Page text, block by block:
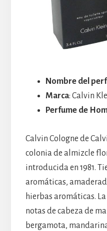
Nombre del
Marca: Calvin
Perfume de
Calvin Cologne de
colonia de almizcle
introducida en 1981.
aromáticas,
hierbas aromáticas.
notas de cabeza de
bergamota,